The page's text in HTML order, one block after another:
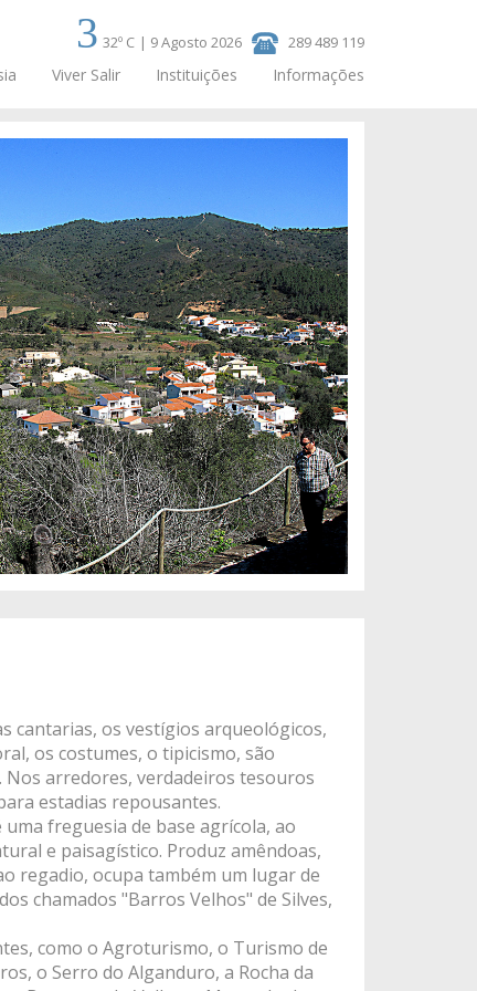
32º C | 9 Agosto 2026 289 489 119
Viver Salir Instituições Informações
cantarias, os vestígios arqueológicos,
os costumes, o tipicismo, são
arredores, verdadeiros tesouros
estadias repousantes.
freguesia de base agrícola, ao
e paisagístico. Produz amêndoas,
regadio, ocupa também um lugar de
chamados "Barros Velhos" de Silves,
como o Agroturismo, o Turismo de
o Serro do Alganduro, a Rocha da